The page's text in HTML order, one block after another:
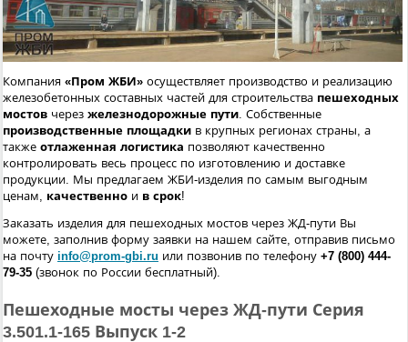
Компания «Пром ЖБИ» осуществляет производство и реализацию
железобетонных составных частей для строительства пешеходных
мостов через железнодорожные пути. Собственные
производственные площадки в крупных регионах страны, а
также отлаженная логистика позволяют качественно
контролировать весь процесс по изготовлению и доставке
продукции. Мы предлагаем ЖБИ-изделия по самым выгодным
ценам, качественно и в срок!
Заказать изделия для пешеходных мостов через ЖД-пути Вы
можете, заполнив форму заявки на нашем сайте, отправив письмо
на почту info@prom-gbi.ru или позвонив по телефону +7 (800) 444-
79-35 (звонок по России бесплатный).
Пешеходные мосты через ЖД-пути Серия
3.501.1-165 Выпуск 1-2